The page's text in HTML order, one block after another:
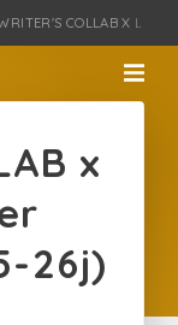
COLLAB X
x
26j)